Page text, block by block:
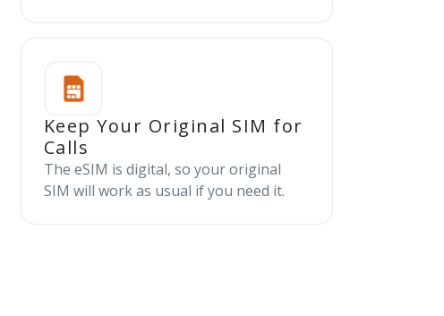
Keep Your Original SIM for
Calls
The eSIM is digital, so your original
SIM will work as usual if you need it.